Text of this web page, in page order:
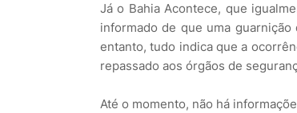
Já o Bahia Acontece, que
informado de que uma
entanto, tudo indica que a
repassado aos órgãos de
Até o momento, não há